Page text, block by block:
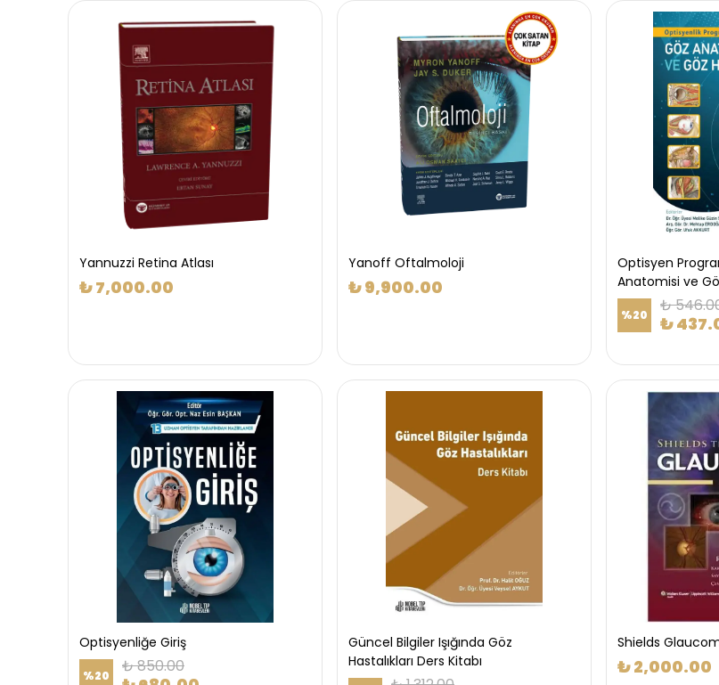
Yannuzzi Retina Atlası
₺ 7,000.00
Yanoff Oftalmoloji
₺ 9,900.00
Optisyen
Anatomisi ve
%20 ₺
₺
Optisyenliğe Giriş
%20 ₺ 850.00
Güncel Bilgiler Işığında Göz
Hastalıkları Ders Kitabı
Shields
₺ 2,000.00